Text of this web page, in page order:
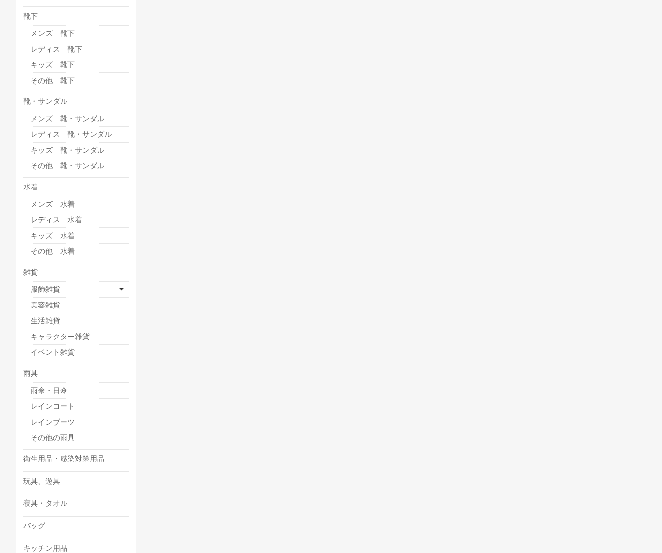
靴下
メンズ 靴下
レディス 靴下
キッズ 靴下
その他 靴下
靴・サンダル
メンズ 靴・サンダル
レディス 靴・サンダル
キッズ 靴・サンダル
その他 靴・サンダル
水着
メンズ 水着
レディス 水着
キッズ 水着
その他 水着
雑貨
服飾雑貨
美容雑貨
生活雑貨
キャラクター雑貨
イベント雑貨
雨具
雨傘・日傘
レインコート
レインブーツ
その他の雨具
衛生用品・感染対策用品
玩具、遊具
寝具・タオル
バッグ
キッチン用品